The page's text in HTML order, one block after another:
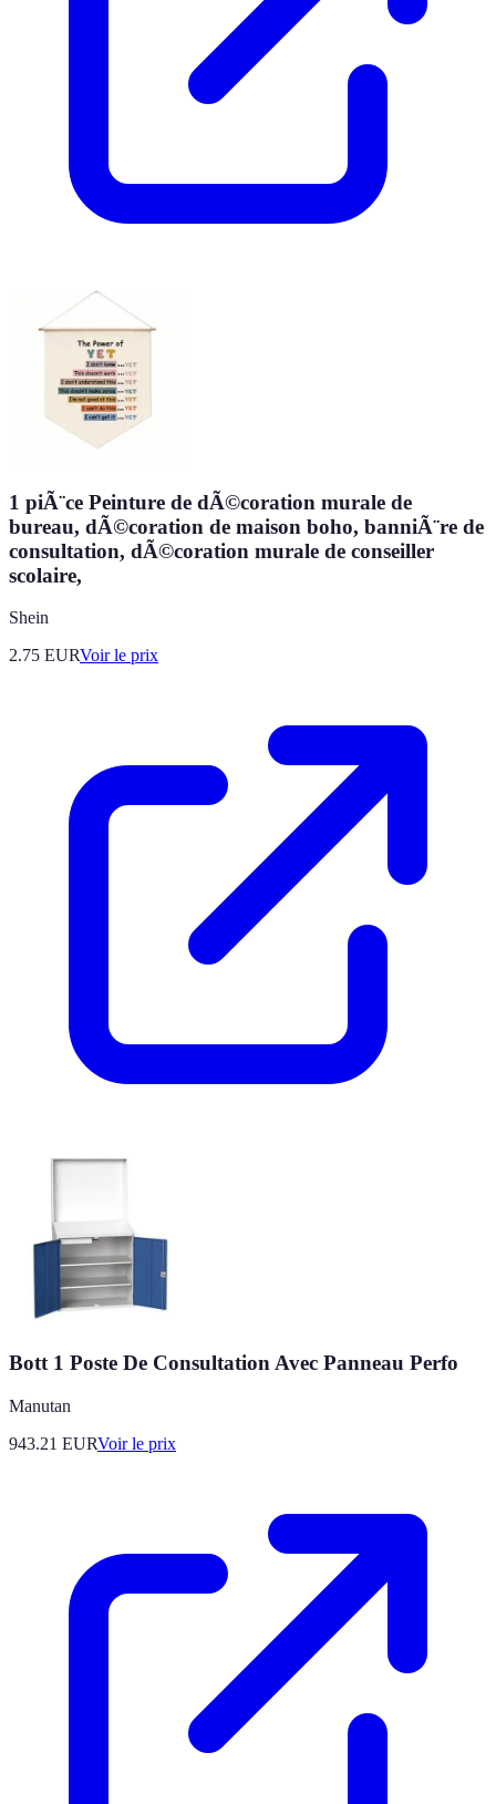
1 piÃ¨ce Peinture de dÃ©coration murale de
bureau, dÃ©coration de maison boho, banniÃ¨re de
consultation, dÃ©coration murale de conseiller
scolaire,
Shein
2.75 EURVoir le prix
Bott 1 Poste De Consultation Avec Panneau Perfo
Manutan
943.21 EURVoir le prix